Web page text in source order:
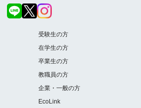
受験生の方
在学生の方
卒業生の方
教職員の方
企業・一般の方
EcoLink